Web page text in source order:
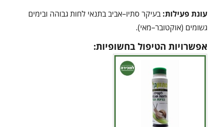
עונת פעילות: בעיקר סתיו–אביב בתנאי לחות גבוהה ובימים
גשומים (אוקטובר–מאי).
אפשרויות הטיפול בחשופיות: